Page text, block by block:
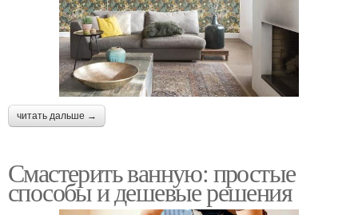
читать дальше →
Смастерить ванную: простые
способы и дешевые решения